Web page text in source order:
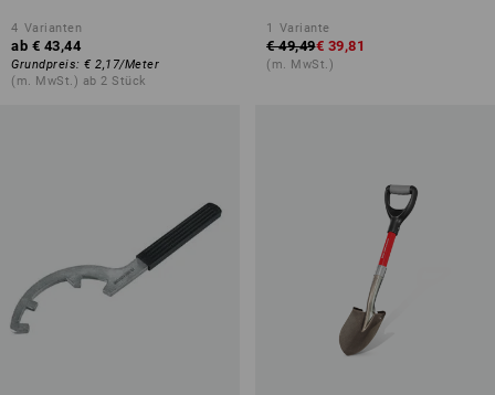
4 Varianten
ab € 43,44
Grundpreis: € 2,17/Meter
(m. MwSt.) ab 2 Stück
1 Variante
€ 49,49€ 39,81
(m. MwSt.)